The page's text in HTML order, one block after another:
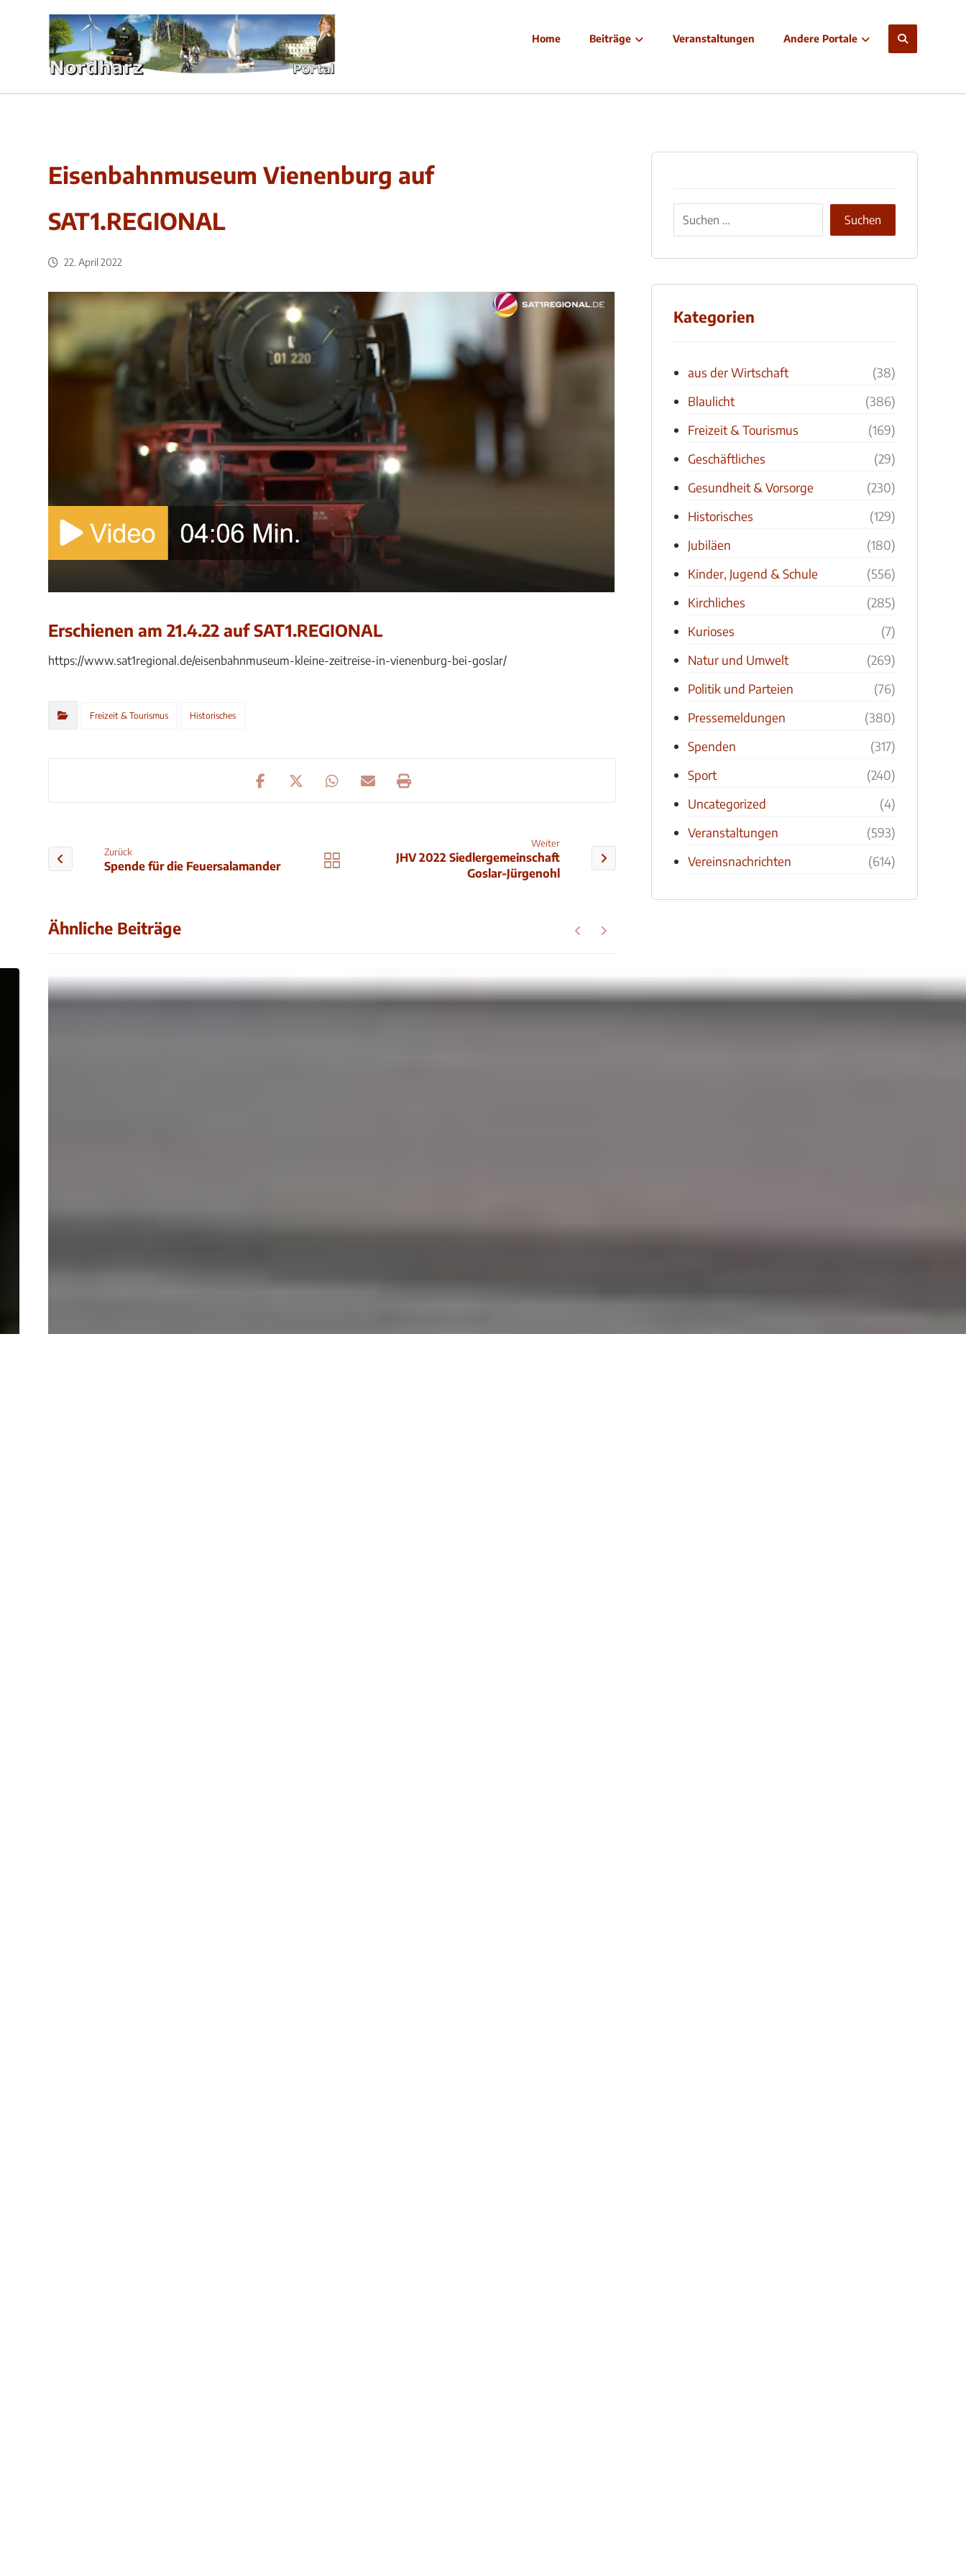
Home Beiträge Veranstaltungen Andere Portale
Eisenbahnmuseum Vienenburg auf
SAT1.REGIONAL
22. April 2022
Erschienen am 21.4.22 auf SAT1.REGIONAL
https://www.sat1regional.de/eisenbahnmuseum-kleine-zeitreise-in-vienenburg-bei-goslar/
Freizeit & Tourismus Historisches
Zurück
Spende für die Feuersalamander
Weiter
JHV 2022 Siedlergemeinschaft
Goslar-Jürgenohl
Ähnliche Beiträge
Kategorien
aus der Wirtschaft
(38)
Blaulicht
(386)
Freizeit & Tourismus
(169)
Geschäftliches
(29)
Gesundheit & Vorsorge
(230)
Historisches
(129)
Jubiläen
(180)
Kinder, Jugend & Schule
(556)
Kirchliches
(285)
Kurioses
(7)
Natur und Umwelt
(269)
Politik und Parteien
(76)
Pressemeldungen
(380)
Spenden
(317)
Sport
(240)
Uncategorized
(4)
Veranstaltungen
(593)
Vereinsnachrichten
(614)